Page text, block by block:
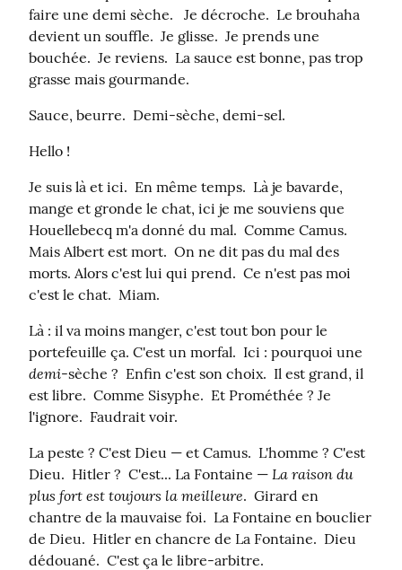
faire une demi sèche.   Je décroche.  Le brouhaha
devient un souffle.  Je glisse.  Je prends une
bouchée.  Je reviens.  La sauce est bonne, pas trop
grasse mais gourmande.
Sauce, beurre.  Demi-sèche, demi-sel.
Hello !
Je suis là et ici.  En même temps.  Là je bavarde,
mange et gronde le chat, ici je me souviens que
Houellebecq m'a donné du mal.  Comme Camus.
Mais Albert est mort.  On ne dit pas du mal des
morts. Alors c'est lui qui prend.  Ce n'est pas moi
c'est le chat.  Miam.
Là : il va moins manger, c'est tout bon pour le
demi-sèche ?  Enfin c'est son choix.  Il est grand, il
est libre.  Comme Sisyphe.  Et Prométhée ? Je
l'ignore.  Faudrait voir.
La peste ? C'est Dieu — et Camus.  L'homme ? C'est
Dieu.  Hitler ?  C'est... La Fontaine — La raison du
plus fort est toujours la meilleure.  Girard en
chantre de la mauvaise foi.  La Fontaine en bouclier
de Dieu.  Hitler en chancre de La Fontaine.  Dieu
dédouané.  C'est ça le libre-arbitre.